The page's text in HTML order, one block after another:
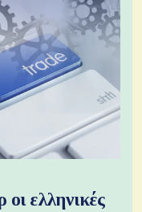
οι ελληνικές